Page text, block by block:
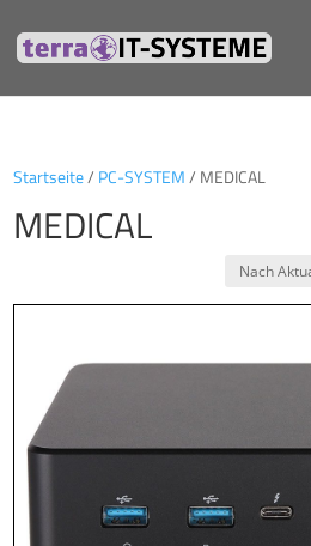
Startseite/ PC-SYSTEM/ MEDICAL
MEDICAL